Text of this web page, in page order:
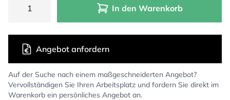
In den Warenkorb
Auf der Suche nach einem maßgeschneiderten Angebot?
Vervollständigen Sie Ihren Arbeitsplatz und fordern Sie direkt im
Warenkorb ein persönliches Angebot an.
Angebot anfordern